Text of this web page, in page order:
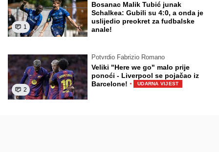
1
Bosanac Malik Tubić junak
Schalkea: Gubili su 4:0, a onda je
uslijedio preokret za fudbalske
anale!
2
Potvrdio Fabrizio Romano
Veliki "Here we go" malo prije
ponoći - Liverpool se pojačao iz
Barcelone! · UDARNA VIJEST